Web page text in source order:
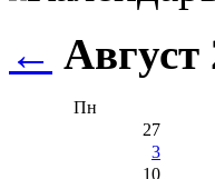
← Август
Пн
27
3
10